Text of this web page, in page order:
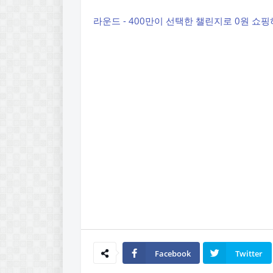
라운드 - 400만이 선택한 챌린지로 0원 쇼핑
Facebook Twitter